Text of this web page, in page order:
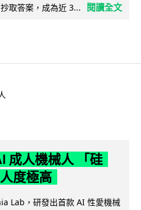
取答案，成為近 3...
閱讀全文
成人機械人 「硅
度極高
Lab，研發出首款 AI 性愛機械